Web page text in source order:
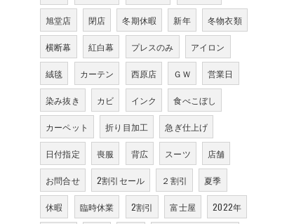
旭堂店 閉店 冬期休暇 新年 冬物衣類
横断幕 紅白幕 プレスのみ アイロン
絨毯 カーテン 西原店 ＧＷ 営業日
染み抜き カビ インク 食べこぼし
カーペット 折り目加工 急ぎ仕上げ
日付指定 喪服 背広 スーツ 店舗
お問合せ 2割引セール ２割引 夏季
休暇 臨時休業 2割引 富士屋 2022年